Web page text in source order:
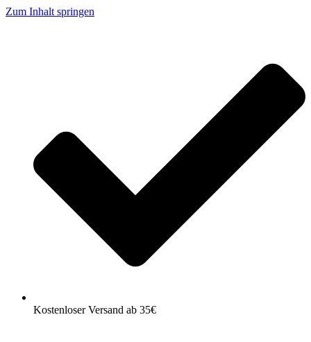
Zum Inhalt springen
Kostenloser Versand ab 35€